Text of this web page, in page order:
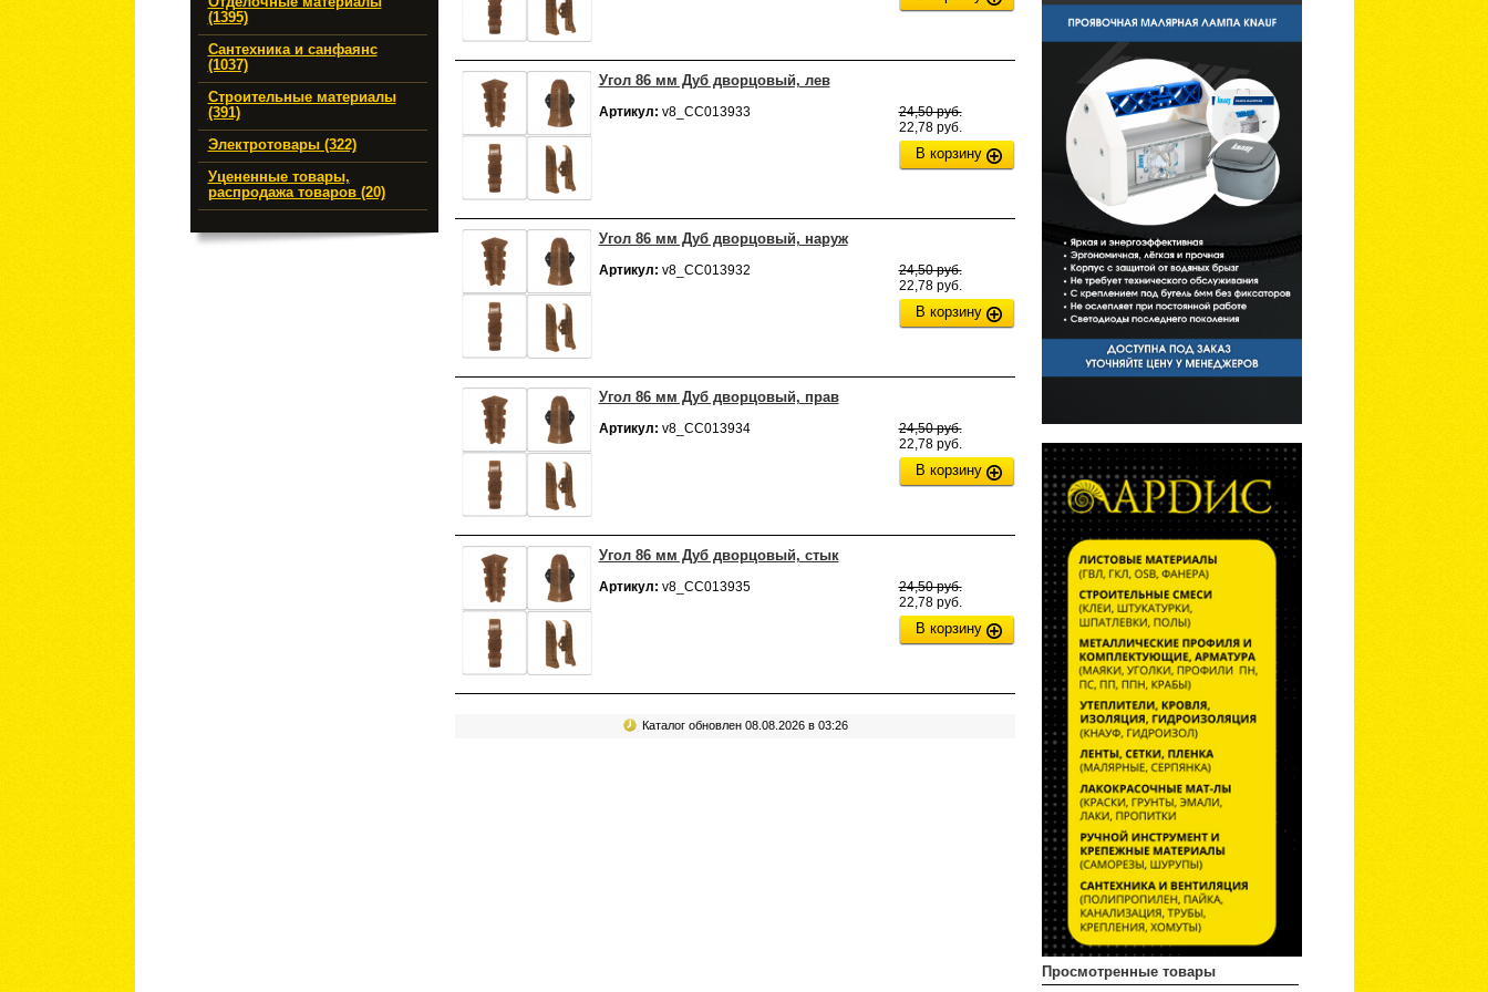
Просмотренные товары
(1395)
Сантехника и санфаянс
(1037)
Строительные материалы
(391)
Электротовары (322)
Уцененные товары,
распродажа товаров (20)
Угол 86 мм Дуб дворцовый, лев
Артикул: v8_СС013933
24,50 руб.
22,78 руб.
В корзину
Угол 86 мм Дуб дворцовый, наруж
Артикул: v8_СС013932
24,50 руб.
22,78 руб.
В корзину
Угол 86 мм Дуб дворцовый, прав
Артикул: v8_СС013934
24,50 руб.
22,78 руб.
В корзину
Угол 86 мм Дуб дворцовый, стык
Артикул: v8_СС013935
24,50 руб.
22,78 руб.
В корзину
Каталог обновлен 08.08.2026 в 03:26